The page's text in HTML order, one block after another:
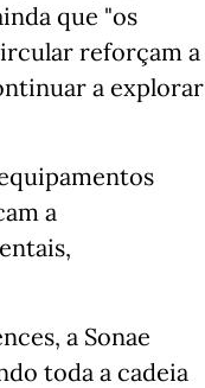
que "os
reforçam a
a explorar
a
a Sonae
toda a cadeia